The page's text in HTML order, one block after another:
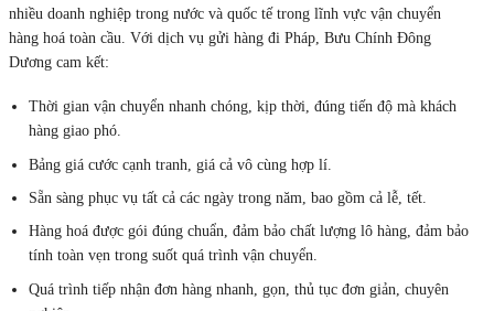
nhiều doanh nghiệp trong nước và quốc tế trong lĩnh vực vận chuyển
hàng hoá toàn cầu. Với dịch vụ gửi hàng đi Pháp, Bưu Chính Đông
Dương cam kết:
Thời gian vận chuyển nhanh chóng, kịp thời, đúng tiến độ mà khách
hàng giao phó.
Bảng giá cước cạnh tranh, giá cả vô cùng hợp lí.
Sẵn sàng phục vụ tất cả các ngày trong năm, bao gồm cả lễ, tết.
Hàng hoá được gói đúng chuẩn, đảm bảo chất lượng lô hàng, đảm bảo
tính toàn vẹn trong suốt quá trình vận chuyển.
Quá trình tiếp nhận đơn hàng nhanh, gọn, thủ tục đơn giản, chuyên